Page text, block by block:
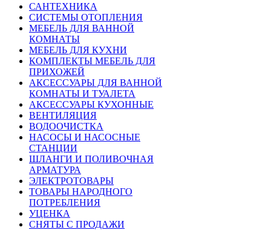
САНТЕХНИКА
СИСТЕМЫ ОТОПЛЕНИЯ
МЕБЕЛЬ ДЛЯ ВАННОЙ
КОМНАТЫ
МЕБЕЛЬ ДЛЯ КУХНИ
КОМПЛЕКТЫ МЕБЕЛЬ ДЛЯ
ПРИХОЖЕЙ
АКСЕССУАРЫ ДЛЯ ВАННОЙ
КОМНАТЫ И ТУАЛЕТА
АКСЕССУАРЫ КУХОННЫЕ
ВЕНТИЛЯЦИЯ
ВОДООЧИСТКА
НАСОСЫ И НАСОСНЫЕ
СТАНЦИИ
ШЛАНГИ И ПОЛИВОЧНАЯ
АРМАТУРА
ЭЛЕКТРОТОВАРЫ
ТОВАРЫ НАРОДНОГО
ПОТРЕБЛЕНИЯ
УЦЕНКА
СНЯТЫ С ПРОДАЖИ